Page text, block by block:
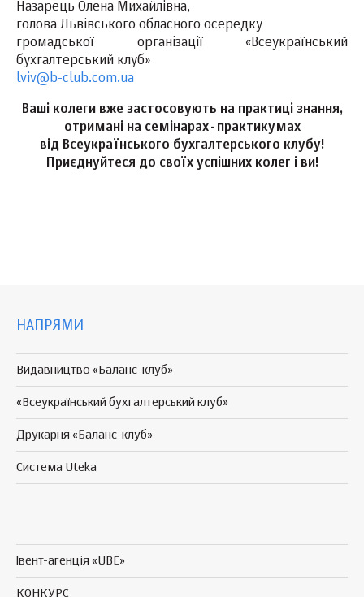
Назарець Олена Михайлівна,
голова Львівського обласного осередку
громадської організації «Всеукраїнський
бухгалтерський клуб»
lviv@b-club.com.ua
Ваші колеги вже застосовують на практиці знання,
отримані на семінарах-практикумах
від Всеукраїнського бухгалтерського клубу!
Приєднуйтеся до своїх успішних колег і ви!
НАПРЯМИ
Видавництво «Баланс-клуб»
«Всеукраїнський бухгалтерський клуб»
Друкарня «Баланс-клуб»
Система Uteka
Івент-агенція «UBE»
КОНКУРС